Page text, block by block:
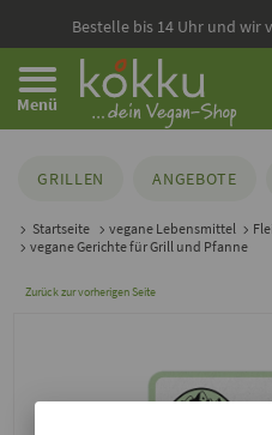
Bestelle bis 14 Uhr und wir
Menü
GRILLEN ANGEBOTE
Startseite vegane Lebensmittel
vegane Gerichte für Grill und Pfanne
Zurück zur vorherigen Seite